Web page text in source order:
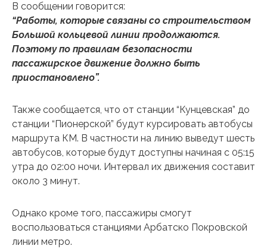
В сообщении говорится:
“Работы, которые связаны со строительством
Большой кольцевой линии продолжаются.
Поэтому по правилам безопасности
пассажирское движение должно быть
приостановлено”.
Также сообщается, что от станции “Кунцевская” до
станции “Пионерской” будут курсировать автобусы
маршрута КМ. В частности на линию выведут шесть
автобусов, которые будут доступны начиная с 05:15
утра до 02:00 ночи. Интервал их движения составит
около 3 минут.
Однако кроме того, пассажиры смогут
воспользоваться станциями Арбатско Покровской
линии метро.